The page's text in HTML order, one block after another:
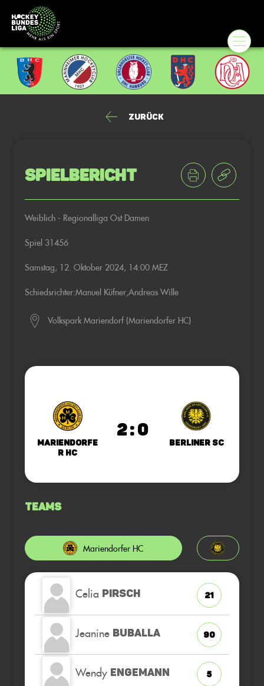
Zurück
Spielbericht
Weiblich - Regionalliga Ost Damen
Spiel 31456
Samstag, 12. Oktober 2024, 14:00 MEZ
Schiedsrichter:Manuel Küfner,Andreas Wille
Volkspark Mariendorf (Mariendorfer HC)
Mariendorfe
r HC
2 : 0
Berliner SC
Teams
Mariendorfer HC
Celia PIRSCH 21
Jeanine BUBALLA 90
Wendy ENGEMANN 5